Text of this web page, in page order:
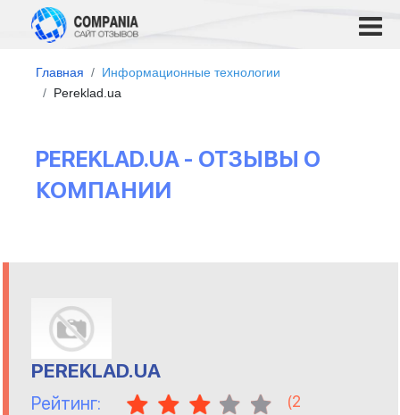
Главная
Информационные технологии
Pereklad.ua
PEREKLAD.UA - ОТЗЫВЫ О
КОМПАНИИ
PEREKLAD.UA
Рейтинг: (2